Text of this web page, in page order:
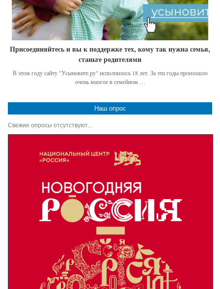
Присоединяйтесь и вы к поддержке тех, кому так нужна семья,
станьте родителями
В этом году сайту "Усыновите.ру" исполнилось 18 лет. За эти годы произошло
очень многое в семейном …
Наш опрос
Свежие опросы отсутствуют...